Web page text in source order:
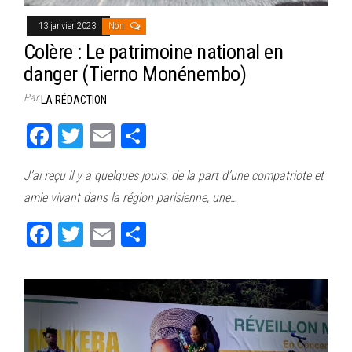
13 janvier 2023 Non
Colère : Le patrimoine national en
danger (Tierno Monénembo)
ParLA RÉDACTION
Fa
bo
ok
T
tt
er
E
ail ag
er
J’ai reçu il y a quelques jours, de la part d’une compatriote et
amie vivant dans la région parisienne, une…
Fa
bo
ok
T
tt
er
E
ail ag
er